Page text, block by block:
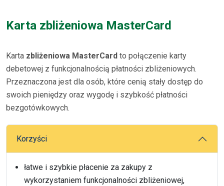
Karta zbliżeniowa MasterCard
Karta zbliżeniowa MasterCard to połączenie karty
debetowej z funkcjonalnością płatności zbliżeniowych.
Przeznaczona jest dla osób, które cenią stały dostęp do
swoich pieniędzy oraz wygodę i szybkość płatności
bezgotówkowych.
Korzyści
łatwe i szybkie płacenie za zakupy z
wykorzystaniem funkcjonalności zbliżeniowej,